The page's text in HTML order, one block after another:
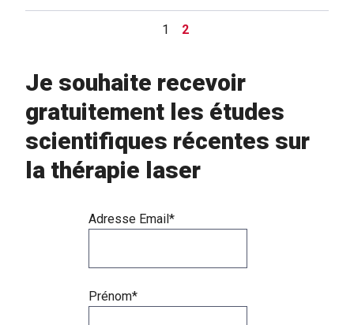
1 2
Je souhaite recevoir
gratuitement les études
scientifiques récentes sur
la thérapie laser
Adresse Email*
Prénom*